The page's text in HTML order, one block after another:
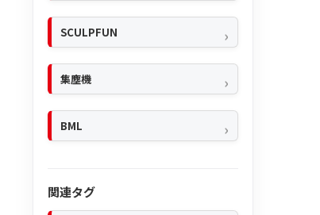
SCULPFUN
集塵機
BML
関連タグ